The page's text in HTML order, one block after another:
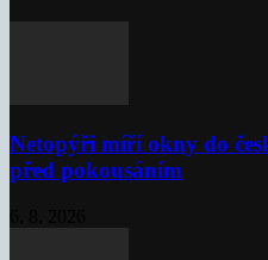
Netopýři míří okny do
před pokousáním